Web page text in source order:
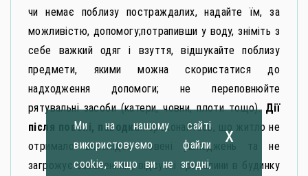
чи немає поблизу постраждалих, надайте їм, за
можливістю, допомогу;потрапивши у воду, зніміть з
себе важкий одяг і взуття, відшукайте поблизу
предмети, якими можна скористатися до
надходження допомоги; не переповнюйте
рятувальні засоби (катери, човни, плоти тощо). Дії
після повені, паводка:переконайтесь, що житло не
отримало внаслідок повені ушкоджень та не
загрожує заваленням, відсутні провалини в будинку
Ми на нашому сайті
використовуємо файли
cookie, якщо ви не згодні,
x